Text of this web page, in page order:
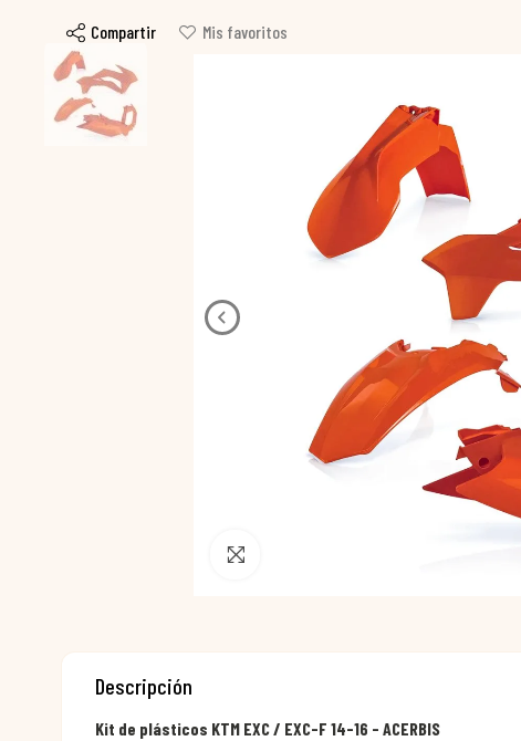
Compartir Mis favoritos
Descripción
Kit de plásticos KTM EXC / EXC-F 14-16 - ACERBIS